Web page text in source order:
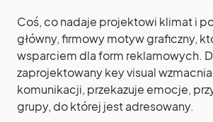
Coś, co nadaje projektowi klimat i
główny, firmowy motyw graficzny,
wsparciem dla form reklamowych.
zaprojektowany key visual
komunikacji, przekazuje emocje,
grupy, do której jest adresowany.